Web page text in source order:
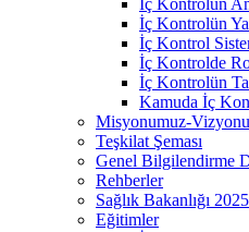
İç Kontrolün
İç Kontrol
İç Kontrolde
İç Kontrolün
Kamuda İç
Misyonumuz-
Teşkilat Şeması
Genel Bilgilendirme
Rehberler
Sağlık Bakanlığı
Eğitimler